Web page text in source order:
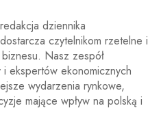
dziennika
czytelnikom rzetelne i
Nasz zespół
ekspertów ekonomicznych
wydarzenia rynkowe,
mające wpływ na polską i